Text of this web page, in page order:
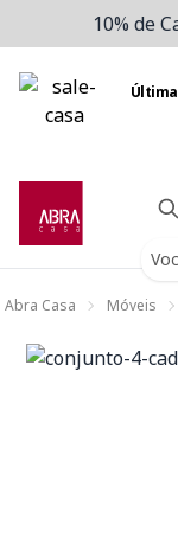
10% de
Abra Casa Móveis